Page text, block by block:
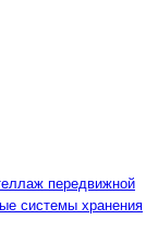
передвижной
системы хранения